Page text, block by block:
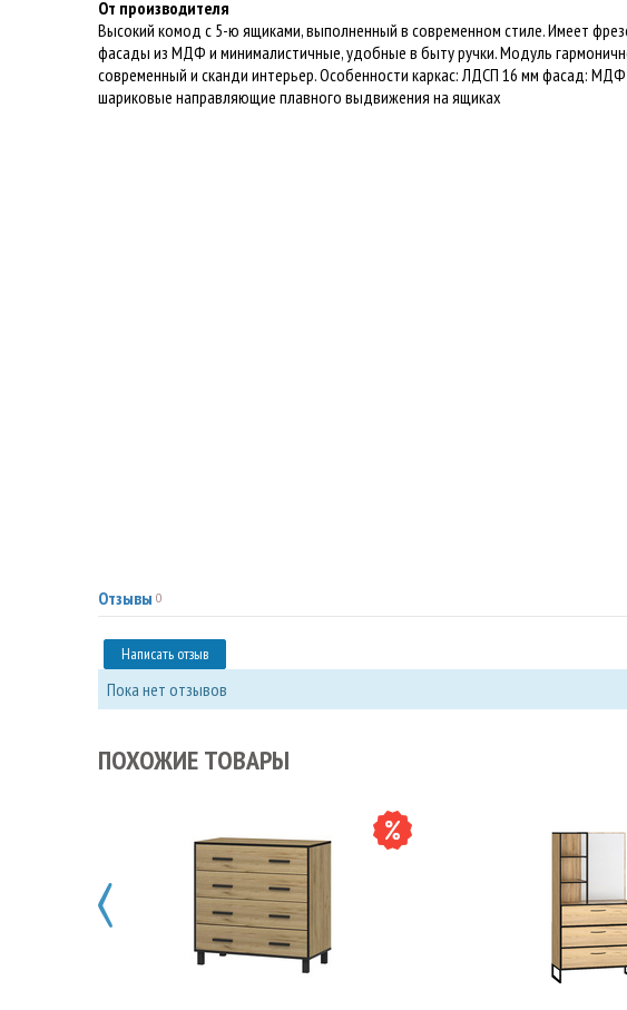
От производителя
Высокий комод с 5-ю ящиками, выполненный в современном стиле. Имеет
фасады из МДФ и минималистичные, удобные в быту ручки. Модуль
современный и сканди интерьер. Особенности каркас: ЛДСП 16 мм фасад:
шариковые направляющие плавного выдвижения на ящиках
Отзывы 0
Написать отзыв
Пока нет отзывов
ПОХОЖИЕ ТОВАРЫ